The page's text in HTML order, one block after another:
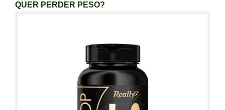
QUER PERDER PESO?